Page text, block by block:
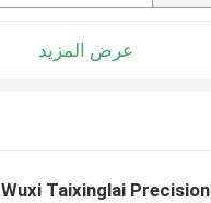
عرض المزيد
Wuxi Taixinglai Precision